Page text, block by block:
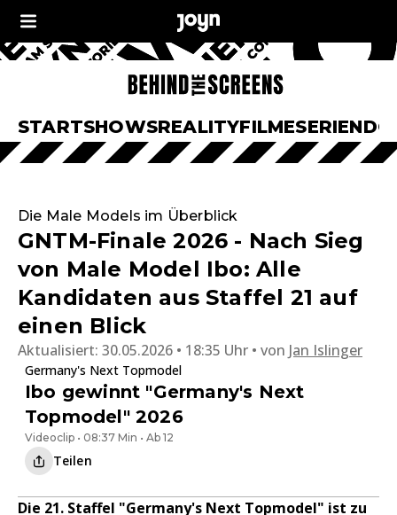
STARTSHOWSREALITYFILMESERIEN
Die Male Models im Überblick
GNTM-Finale 2026 - Nach Sieg
von Male Model Ibo: Alle
Kandidaten aus Staffel 21 auf
einen Blick
Aktualisiert: 30.05.2026 • 18:35 Uhr von Jan Islinger
Germany's Next Topmodel
Ibo gewinnt "Germany's Next
Topmodel" 2026
Videoclip • 08:37 Min • Ab 12
Teilen
Die 21. Staffel "Germany's Next Topmodel" ist zu